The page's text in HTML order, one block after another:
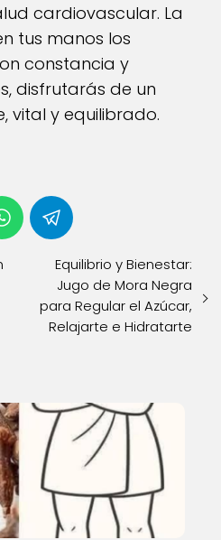
cardiovascular. La
tus manos los
constancia y
disfrutarás de un
vital y equilibrado.
Equilibrio y Bienestar:
Jugo de Mora Negra
para Regular el Azúcar,
Relajarte e Hidratarte